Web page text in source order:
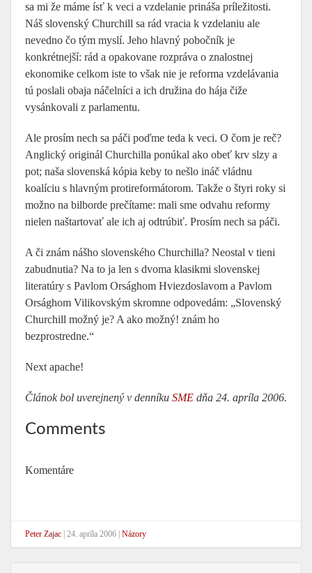
sa mi že máme ísť k veci a vzdelanie prináša príležitosti.
Náš slovenský Churchill sa rád vracia k vzdelaniu ale
nevedno čo tým myslí. Jeho hlavný pobočník je
konkrétnejší: rád a opakovane rozpráva o znalostnej
ekonomike celkom iste to však nie je reforma vzdelávania
tú poslali obaja náčelníci a ich družina do hája čiže
vysánkovali z parlamentu.
Ale prosím nech sa páči poďme teda k veci. O čom je reč?
Anglický originál Churchilla ponúkal ako obeť krv slzy a
pot; naša slovenská kópia keby to nešlo ináč vládnu
koalíciu s hlavným protireformátorom. Takže o štyri roky si
možno na bilborde prečítame: mali sme odvahu reformy
nielen naštartovať ale ich aj odtrúbiť. Prosím nech sa páči.
A či znám nášho slovenského Churchilla? Neostal v tieni
zabudnutia? Na to ja len s dvoma klasikmi slovenskej
literatúry s Pavlom Orsághom Hviezdoslavom a Pavlom
Orsághom Vilikovským skromne odpovedám: „Slovenský
Churchill možný je? A ako možný! znám ho
bezprostredne.“
Next apache!
Článok bol uverejnený v denníku SME dňa 24. apríla 2006.
Comments
Komentáre
Peter Zajac 24. apríla 2006 Názory